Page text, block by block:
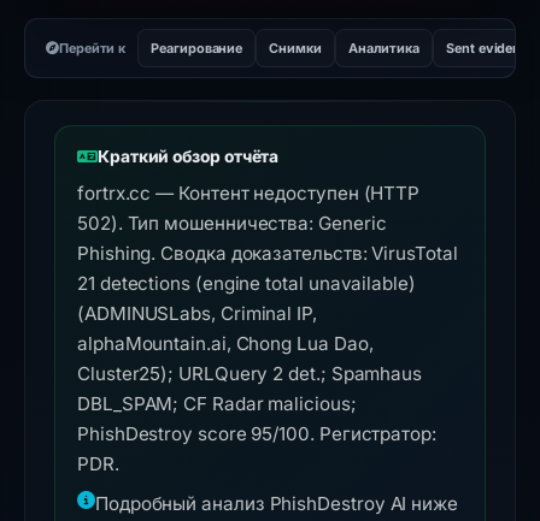
Перейти к Реагирование Снимки Аналитика Sent evidence
Краткий обзор отчёта
fortrx.cc — Контент недоступен (HTTP
502). Тип мошенничества: Generic
Phishing. Сводка доказательств: VirusTotal
21 detections (engine total unavailable)
(ADMINUSLabs, Criminal IP,
alphaMountain.ai, Chong Lua Dao,
Cluster25); URLQuery 2 det.; Spamhaus
DBL_SPAM; CF Radar malicious;
PhishDestroy score 95/100. Регистратор:
PDR.
Подробный анализ PhishDestroy AI ниже